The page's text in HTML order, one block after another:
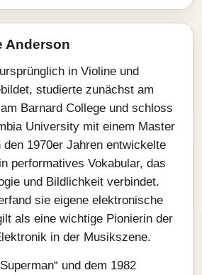
Anderson
in Violine und
studierte zunächst am
Barnard College und schloss
University mit einem Master
1970er Jahren entwickelte
performatives Vokabular, das
und Bildlichkeit verbindet.
sie eigene elektronische
als eine wichtige Pionierin der
in der Musikszene.
und dem 1982